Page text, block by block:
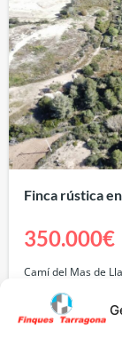
Finca rústica
350.000€
Camí del Mas de
Terreno